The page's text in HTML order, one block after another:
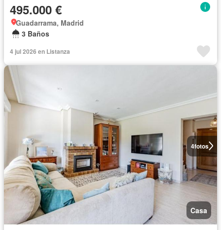
495.000 €
Guadarrama, Madrid
3 Baños
4 jul 2026 en Listanza
4fotos
Casa